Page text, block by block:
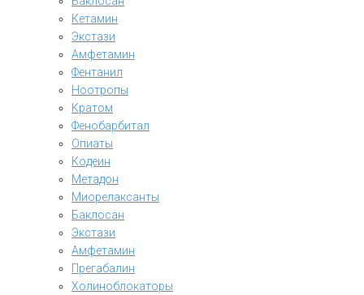
Кетамин
Экстази
Амфетамин
Фентанил
Ноотропы
Кратом
Фенобарбитал
Опиаты
Кодеин
Метадон
Миорелаксанты
Баклосан
Экстази
Амфетамин
Прегабалин
Холиноблокаторы